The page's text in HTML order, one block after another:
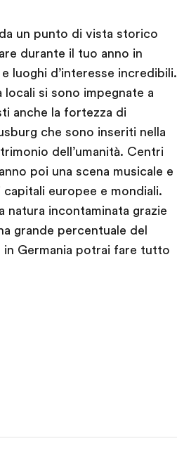
un punto di vista storico
durante il tuo anno in
luoghi d’interesse incredibili.
si sono impegnate a
anche la fortezza di
che sono inseriti nella
dell’umanità. Centri
poi una scena musicale e
europee e mondiali.
natura incontaminata grazie
grande percentuale del
Germania potrai fare tutto